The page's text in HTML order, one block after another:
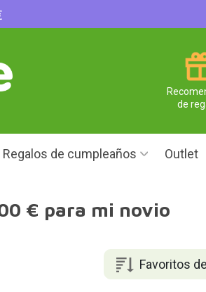
de
Regalos de cumpleaños Outlet
€ para mi novio
Favoritos